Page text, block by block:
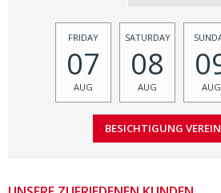
FRIDAY
07
AUG
SATURDAY
08
AUG AUG